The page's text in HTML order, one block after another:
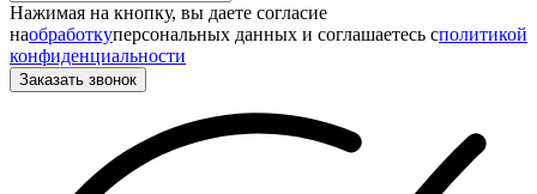
Нажимая на кнопку, вы даете согласие
наобработкуперсональных данных и соглашаетесь cполитикой
конфиденциальности
Заказать звонок